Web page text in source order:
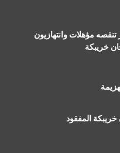
مؤهلات وانتهازيون
خريبكة
المفقود